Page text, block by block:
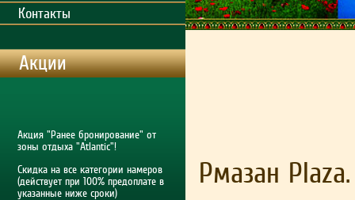
Контакты
Акции
Акция "Ранее бронирование" от
зоны отдыха "Atlantic"!
Скидка на все категории намеров
(действует при 100% предоплате в
указанные ниже сроки)
Рмазан